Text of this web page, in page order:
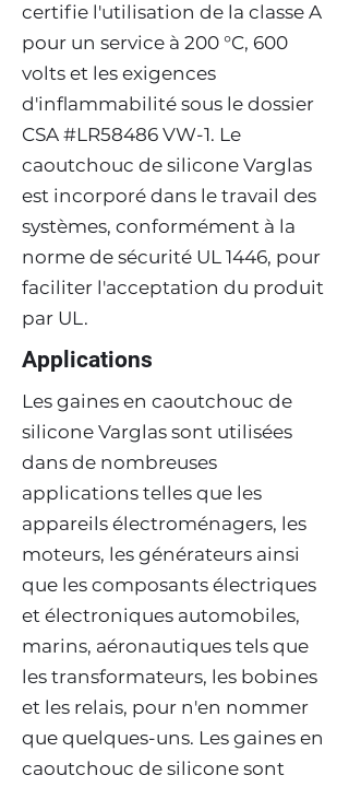
certifie l'utilisation de la classe A
pour un service à 200 °C, 600
volts et les exigences
d'inflammabilité sous le dossier
CSA #LR58486 VW-1. Le
caoutchouc de silicone Varglas
est incorporé dans le travail des
systèmes, conformément à la
norme de sécurité UL 1446, pour
faciliter l'acceptation du produit
par UL.
Applications
Les gaines en caoutchouc de
silicone Varglas sont utilisées
dans de nombreuses
applications telles que les
appareils électroménagers, les
moteurs, les générateurs ainsi
que les composants électriques
et électroniques automobiles,
marins, aéronautiques tels que
les transformateurs, les bobines
et les relais, pour n'en nommer
que quelques-uns. Les gaines en
caoutchouc de silicone sont